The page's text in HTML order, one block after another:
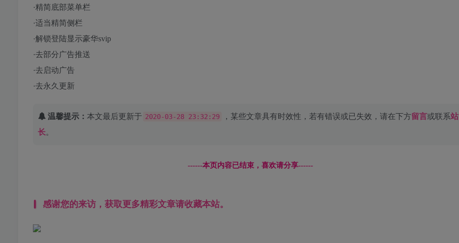
·精简底部菜单栏
·适当精简侧栏
·解锁登陆显示豪华svip
·去部分广告推送
·去启动广告
·去永久更新
温馨提示： 本文最后更新于 2020-03-28 23:32:29 ，某些文章具有时效性，若有错误或已失效，请在下方留言或联系站
长。
------本页内容已结束，喜欢请分享------
感谢您的来访，获取更多精彩文章请收藏本站。